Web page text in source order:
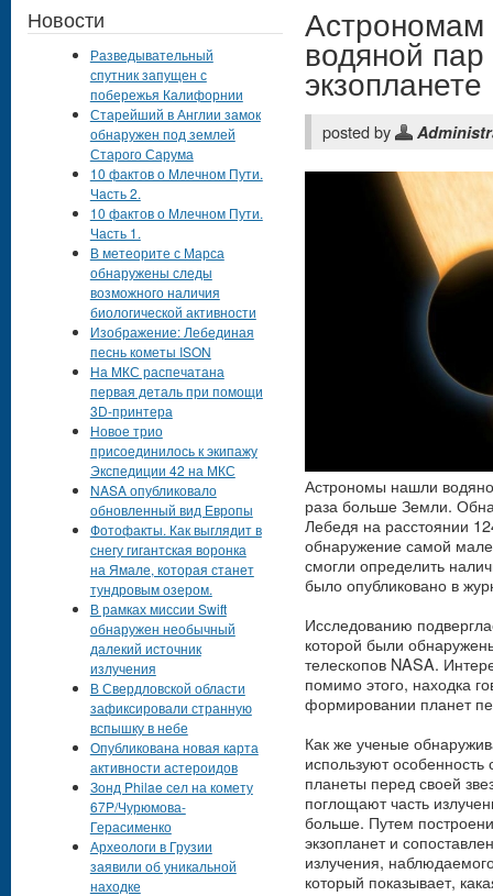
Астрономам
водяной
экзопланете
posted by
Астрономы нашли
раза больше Земли.
Лебедя на расстоянии
обнаружение самой
смогли определить
было опубликовано в
Исследованию
которой были
телескопов NASA.
помимо этого, находка
формировании планет
Как же ученые
используют
планеты перед своей
поглощают часть
больше. Путем
экзопланет и
излучения,
который показывает,
Новости
Разведывательный
спутник запущен с
побережья Калифорнии
Старейший в Англии замок
обнаружен под землей
Старого Сарума
10 фактов о Млечном Пути.
Часть 2.
10 фактов о Млечном Пути.
Часть 1.
В метеорите с Марса
обнаружены следы
возможного наличия
биологической активности
Изображение: Лебединая
песнь кометы ISON
На МКС распечатана
первая деталь при помощи
3D-принтера
Новое трио
присоединилось к экипажу
Экспедиции 42 на МКС
NASA опубликовало
обновленный вид Европы
Фотофакты. Как выглядит в
снегу гигантская воронка
на Ямале, которая станет
тундровым озером.
В рамках миссии Swift
обнаружен необычный
далекий источник
излучения
В Свердловской области
зафиксировали странную
вспышку в небе
Опубликована новая карта
активности астероидов
Зонд Philae сел на комету
67P/Чурюмова-
Герасименко
Археологи в Грузии
заявили об уникальной
находке